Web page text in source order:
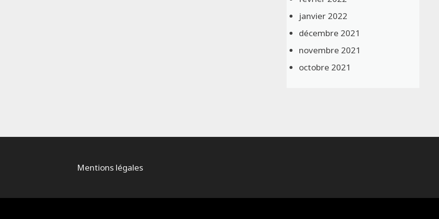
janvier 2022
décembre 2021
novembre 2021
octobre 2021
Mentions légales